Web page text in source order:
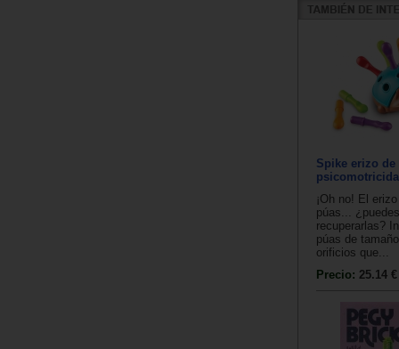
Spike erizo de
¡Oh no! El
púas...
recuperarlas?
púas de
orificios que...
Precio: 25.14 €